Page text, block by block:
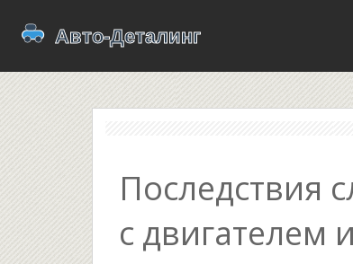
Последствия
с двигателем